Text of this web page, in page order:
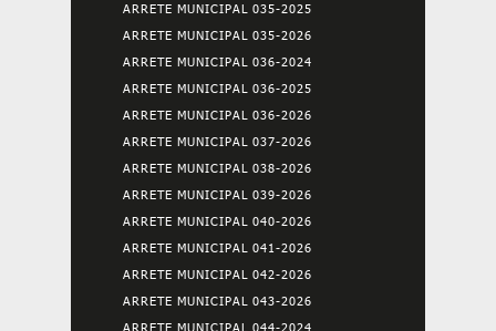
ARRETE MUNICIPAL 035-2025
ARRETE MUNICIPAL 035-2026
ARRETE MUNICIPAL 036-2024
ARRETE MUNICIPAL 036-2025
ARRETE MUNICIPAL 036-2026
ARRETE MUNICIPAL 037-2026
ARRETE MUNICIPAL 038-2026
ARRETE MUNICIPAL 039-2026
ARRETE MUNICIPAL 040-2026
ARRETE MUNICIPAL 041-2026
ARRETE MUNICIPAL 042-2026
ARRETE MUNICIPAL 043-2026
ARRETE MUNICIPAL 044-2024